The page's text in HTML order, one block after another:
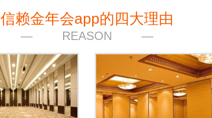
信赖金年会app的四大理由
REASON